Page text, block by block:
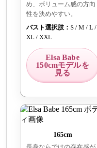
め、ボリューム感の方向
性を決めやすい。
バスト選択肢： S / M / L /
XL / XXL
Elsa Babe
150cmモデルを
見る
165cm